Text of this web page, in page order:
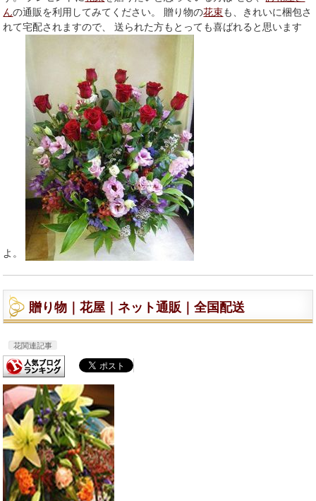
んの通販を利用してみてください。 贈り物の花束も、きれいに梱包さ
れて宅配されますので、 送られた方もとっても喜ばれると思います
よ。
贈り物｜花屋｜ネット通販｜全国配送
花関連記事